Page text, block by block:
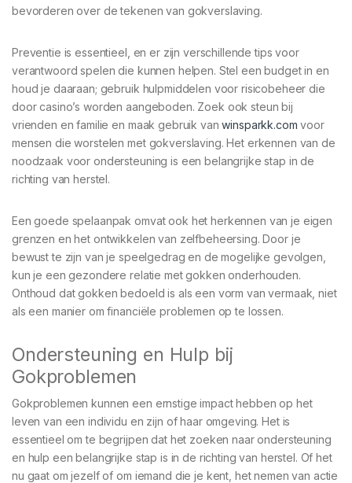
bevorderen over de tekenen van gokverslaving.
Preventie is essentieel, en er zijn verschillende tips voor
verantwoord spelen die kunnen helpen. Stel een budget in en
houd je daaraan; gebruik hulpmiddelen voor risicobeheer die
door casino’s worden aangeboden. Zoek ook steun bij
vrienden en familie en maak gebruik vanwinsparkk.com voor
mensen die worstelen met gokverslaving. Het erkennen van de
noodzaak voor ondersteuning is een belangrijke stap in de
richting van herstel.
Een goede spelaanpak omvat ook het herkennen van je eigen
grenzen en het ontwikkelen van zelfbeheersing. Door je
bewust te zijn van je speelgedrag en de mogelijke gevolgen,
kun je een gezondere relatie met gokken onderhouden.
Onthoud dat gokken bedoeld is als een vorm van vermaak, niet
als een manier om financiële problemen op te lossen.
Ondersteuning en Hulp bij
Gokproblemen
Gokproblemen kunnen een ernstige impact hebben op het
leven van een individu en zijn of haar omgeving. Het is
essentieel om te begrijpen dat het zoeken naar ondersteuning
en hulp een belangrijke stap is in de richting van herstel. Of het
nu gaat om jezelf of om iemand die je kent, het nemen van actie